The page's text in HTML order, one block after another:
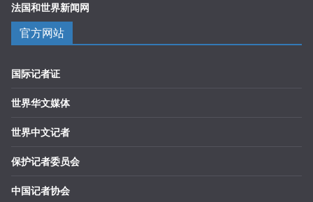
法国和世界新闻网
官方网站
国际记者证
世界华文媒体
世界中文记者
保护记者委员会
中国记者协会